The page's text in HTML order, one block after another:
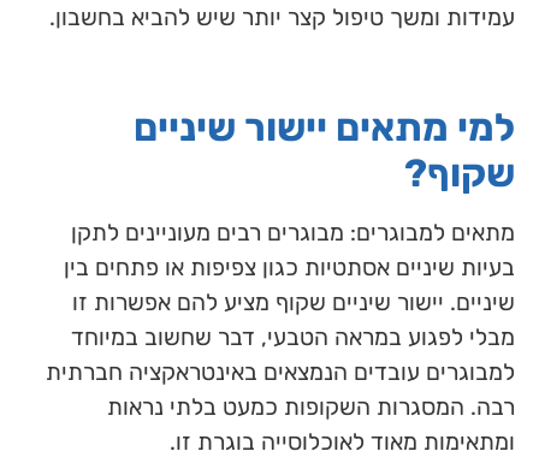
עמידות ומשך טיפול קצר יותר שיש להביא בחשבון.
למי מתאים יישור שיניים
שקוף?
מתאים למבוגרים: מבוגרים רבים מעוניינים לתקן
בעיות שיניים אסתטיות כגון צפיפות או פתחים בין
שיניים. יישור שיניים שקוף מציע להם אפשרות זו
מבלי לפגוע במראה הטבעי, דבר שחשוב במיוחד
למבוגרים עובדים הנמצאים באינטראקציה חברתית
רבה. המסגרות השקופות כמעט בלתי נראות
ומתאימות מאוד לאוכלוסייה בוגרת זו.